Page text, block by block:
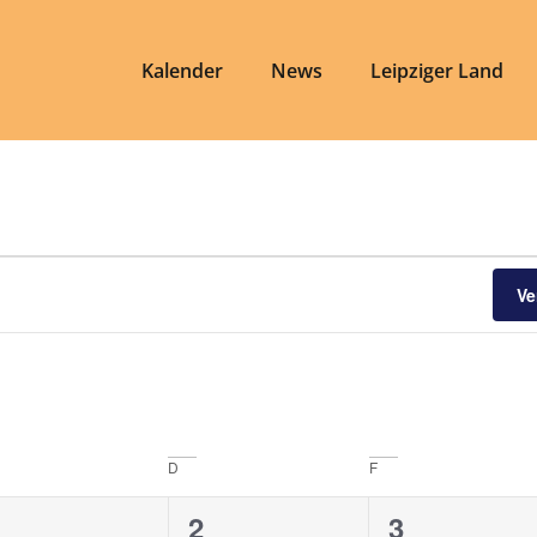
Kalender News Leipziger Land
D F
0
2 0
3